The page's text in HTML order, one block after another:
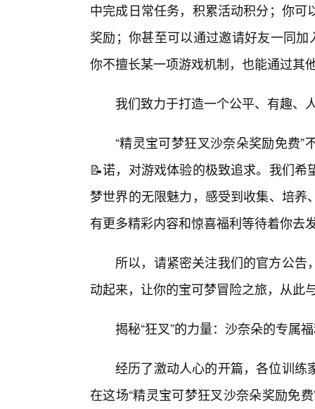
中完成日常任务，积累活动积分；你
奖励；你甚至可以通过邀请好友一同
你不擅长某一项游戏机制，也能通过其
我们致力于打造一个公平、有趣、
“精灵宝可梦狂叉沙奈朵奖励免费
📝诺，对游戏体验的极致追求。我们
梦世界的无限魅力，感受到收集、培
有更多精彩内容和惊喜福利等待着你去
所以，请紧密关注我们的官方公
动起来，让你的宝可梦冒险之旅，从此
揭秘“狂叉”的力量：沙奈朵的专属
经历了激动人心的开篇，各位训练
在这场“精灵宝可梦狂叉沙奈朵奖励免